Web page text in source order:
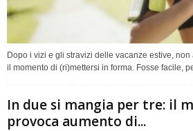
Dopo i vizi e gli stravizi delle vacanze estive,
il momento di (ri)mettersi in forma. Fosse facile,
In due si mangia per tre: il
provoca aumento di...